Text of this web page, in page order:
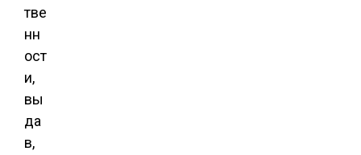
тве
нн
ост
и,
вы
да
в,